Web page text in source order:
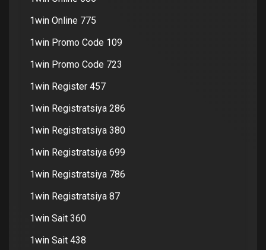
1win Online 775
1win Promo Code 109
1win Promo Code 723
1win Register 457
1win Registratsiya 286
1win Registratsiya 380
1win Registratsiya 699
1win Registratsiya 786
1win Registratsiya 87
1win Sait 360
1win Sait 438